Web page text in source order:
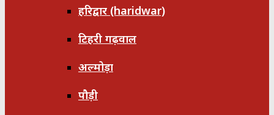
हरिद्वार (haridwar)
टिहरी गढ़वाल
अल्मोड़ा
पौड़ी